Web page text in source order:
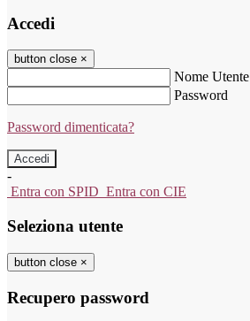
Accedi
button close ×
Nome Utente
Password
Password dimenticata?
-
Entra con SPID Entra con CIE
Seleziona utente
button close ×
Recupero password